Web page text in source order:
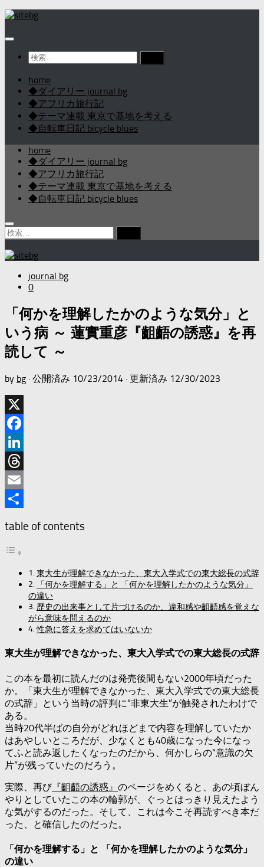
コ
テ
検
home
◆ダイアリー journal bg
◆アフリカ旅行記
◆テーマ連載 東京で基地を考える
◆自転車日記 bicycle blues
home
◆ダイアリー journal bg
◆アフリカ旅行記
◆テーマ連載 東京で基地を考える
◆自転車日記 bicycle blues
検
索:
journal bg
0
「何かを理解したかのような気分」と
いう病 ～ 蓮實重彦『齟齬の誘惑』を再
読して ～
by bg · 公開済み 10/23/2014 · 更新済み 12/30/2023
X
Facebook
LinkedIn
Threads
Email
table of contents
東大生が理解できなかった、東大入学式での東大総長の式辞
「何かを理解する」と 「何かを理解したかのような気分」
の違い
歴史の出来事として片づけるのか、違和感や齟齬感を覚えな
がら意味を問えるのか
性急に答えを求めてはいないか
東大生が理解できなかった、東大入学式での東大総長の式辞
この本を最初に読んだのは発売後間もない2000年頃だった
か。「東大生が理解できなかった、東大入学式での東大総長
の式辞」という当時の評判に“非東大生”が触発されたわけで
ある。
当時20代半ばの自分がどれほどまで内容を理解していたか
はあやしいところだが、少なくとも40歳になった今になっ
てふと読み返したくなったのだから、何かしらの“意識の欠
片”が残っていたのだろう。
実際、再び『齟齬の誘惑』 のページをめくると、あの頃ぼん
やりとしていたこの本の輪郭が、ぐっとはっきり見えたよう
な気がするのだった。そして、これは今こそ再読すべき本だ
った、と確信したのだった。
「何かを理解する」と 「何かを理解したかのような気分」
の違い